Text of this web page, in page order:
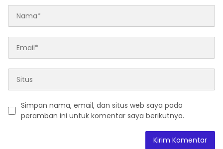
Simpan nama, email, dan situs web saya pada
peramban ini untuk komentar saya berikutnya.